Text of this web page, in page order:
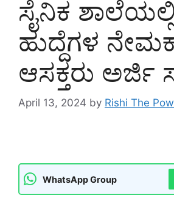
ಸೈನಿಕ
ಹುದ್ದೆಗಳ
ಆಸಕ್ತರು ಅರ್ಜಿ
April 13, 2024 by Rishi The
WhatsApp Group